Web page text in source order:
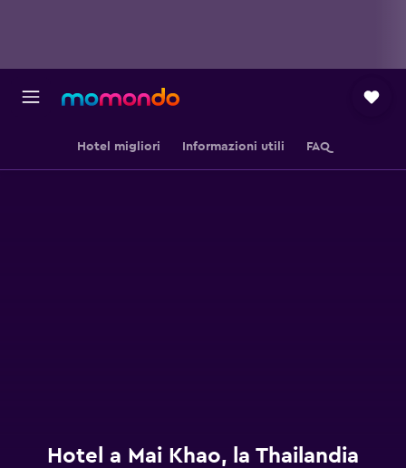
Hotel migliori Informazioni utili FAQ
Hotel a Mai Khao, la Thailandia